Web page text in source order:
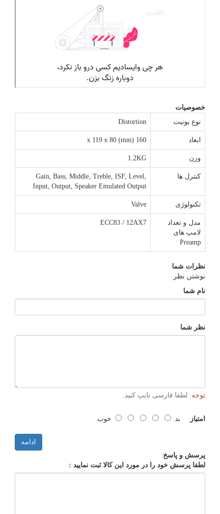
خصوصیات
نوع یونیت
Distortion
ابعاد 160 x 119 x 80 (mm)
وزن 1.2KG
کنترل ها
Gain, Bass, Middle, Treble, ISF, Level,
Input, Output, Speaker Emulated Output
تکنولوژی Valve
مدل و تعداد
لامپ های
Preamp
ECC83 / 12AX7
نظرات شما
نوشتن نظر
نام شما
نظر شما
توجه: لطفا فارسی تایپ کنید.
امتیاز بد خوب
ادامه
پرسش و پاسخ
لطفا پرسش خود را در مورد این کالا ثبت نمایید :